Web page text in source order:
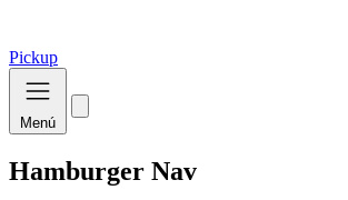
Pickup
Menú
Hamburger Nav